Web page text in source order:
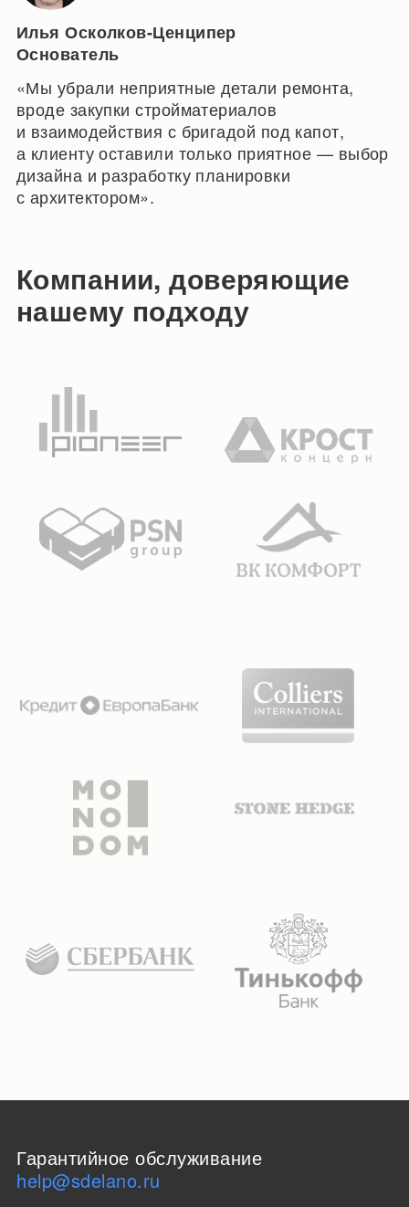
Илья Осколков-Ценципер
Основатель
«Мы убрали неприятные детали ремонта,
вроде закупки стройматериалов
и взаимодействия с бригадой под капот,
а клиенту оставили только приятное — выбор
дизайна и разработку планировки
с архитектором».
Компании, доверяющие
нашему подходу
Гарантийное обслуживание
help@sdelano.ru